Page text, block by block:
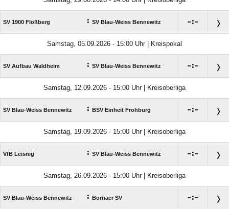
SV 1900 Flößberg : SV Blau-Weiss Bennewitz :
Samstag, 05.09.2026 - 15:00 Uhr | Kreispokal
SV Aufbau Waldheim : SV Blau-Weiss Bennewitz :
Samstag, 12.09.2026 - 15:00 Uhr | Kreisoberliga
SV Blau-Weiss Bennewitz : BSV Einheit Frohburg :
Samstag, 19.09.2026 - 15:00 Uhr | Kreisoberliga
VfB Leisnig : SV Blau-Weiss Bennewitz :
Samstag, 26.09.2026 - 15:00 Uhr | Kreisoberliga
SV Blau-Weiss Bennewitz : Bornaer SV :